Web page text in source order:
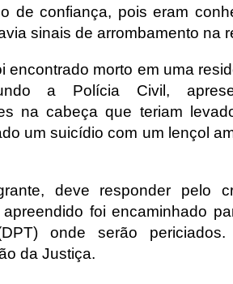
de confiança, pois eram
sinais de arrombamento na
encontrado morto em uma
a Polícia Civil,
na cabeça que teriam
um suicídio com um lençol
deve responder pelo
foi encaminhado
onde serão
da Justiça.